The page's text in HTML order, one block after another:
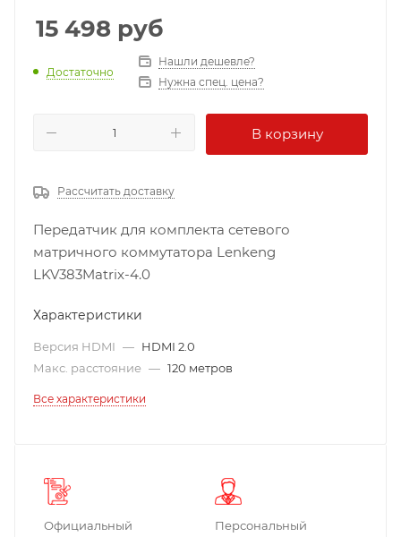
15 498 руб
Достаточно
Нашли дешевле?
Нужна спец. цена?
В корзину
Рассчитать доставку
Передатчик для комплекта сетевого
матричного коммутатора Lenkeng
LKV383Matrix-4.0
Характеристики
Версия HDMI — HDMI 2.0
Макс. расстояние — 120 метров
Все характеристики
Официальный
Персональный